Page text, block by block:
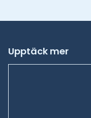
Upptäck mer